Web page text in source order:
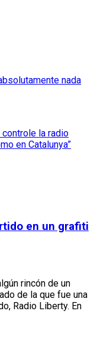
nada
controle la radio
en Catalunya”
en un grafiti
rincón de un
de la que fue una
Radio Liberty. En